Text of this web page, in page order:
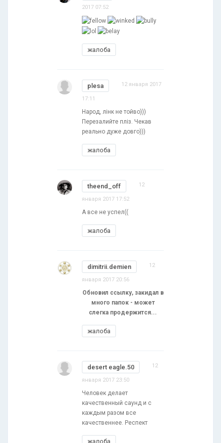
2017 07:52
жалоба
plesa 12 января 2017
17:11
Народ, лінк не тойво)))
Перезалийте пліз. Чекав
реально дуже довго)))
жалоба
theend_off 12
января 2017 17:52
А все не успел((
жалоба
dimitrii.demien 12
января 2017 20:56
Обновил ссылку, закидал в
много папок - может
слегка продержится...
жалоба
desert eagle.50 12
января 2017 23:50
Человек делает
качественный саунд и с
каждым разом все
качественнее. Респект
жалоба